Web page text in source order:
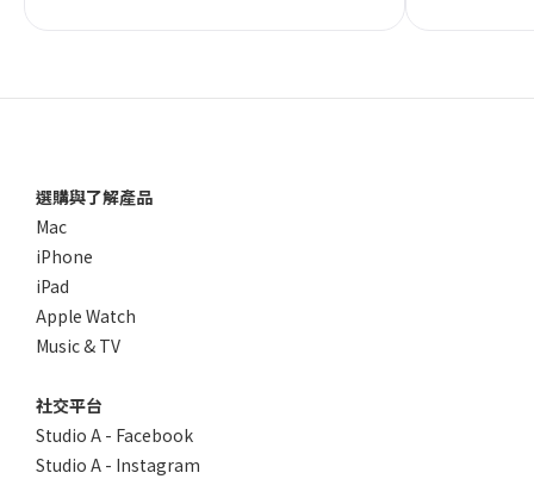
選購與了解產品
Mac
iPhone
iPad
Apple Watch
Music & TV
社交平台
Studio A - Facebook
Studio A - Instagram